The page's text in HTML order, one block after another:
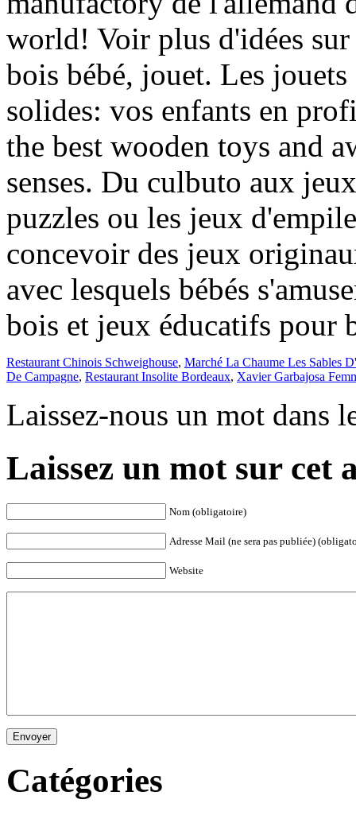
world! Voir plus d'idées
bois bébé, jouet. Les jouets
solides: vos enfants en
the best wooden toys and
senses. Du culbuto aux
puzzles ou les jeux
concevoir des jeux
avec lesquels bébés
bois et jeux éducatifs pour
Restaurant Chinois Schweighouse, Marché La Chaume Les Sables
De Campagne, Restaurant Insolite Bordeaux, Xavier Garbajosa
Laissez-nous un mot dans
Laissez un mot sur cet
Nom (obligatoire)
Adresse Mail (ne sera pas publiée)
Website
Envoyer
Catégories